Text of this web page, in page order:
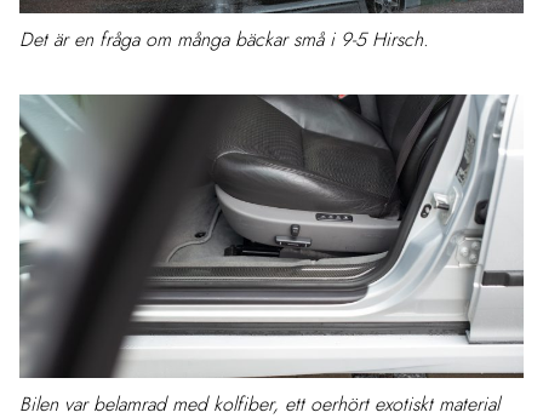
Det är en fråga om många bäckar små i 9-5 Hirsch.
Bilen var belamrad med kolfiber, ett oerhört exotiskt material